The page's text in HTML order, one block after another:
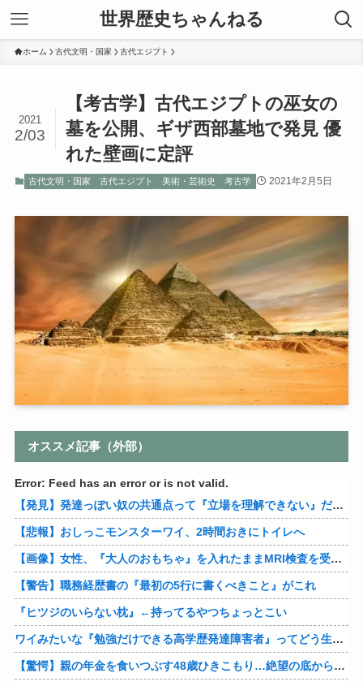
世界歴史ちゃんねる
ホーム 古代文明・国家 古代エジプト
【考古学】古代エジプトの巫女の
墓を公開、ギザ西部墓地で発見 優
れた壁画に定評
2021
2/03
古代文明・国家 古代エジプト 美術・芸術史 考古学 2021年2月5日
オススメ記事（外部）
Error: Feed has an error or is not valid.
【発見】発達っぽい奴の共通点って『立場を理解できない』だよな
【悲報】おしっこモンスターワイ、2時間おきにトイレへ
【画像】女性、『大人のおもちゃ』を入れたままMRI検査を受けた結果 →
【警告】職務経歴書の『最初の5行に書くべきこと』がこれ
『ヒツジのいらない枕』←持ってるやつちょっとこい
ワイみたいな『勉強だけできる高学歴発達障害者』ってどう生きたらいいんや？
【驚愕】親の年金を食いつぶす48歳ひきこもり…絶望の底から家族を救ったのは『障害基礎年金』だった